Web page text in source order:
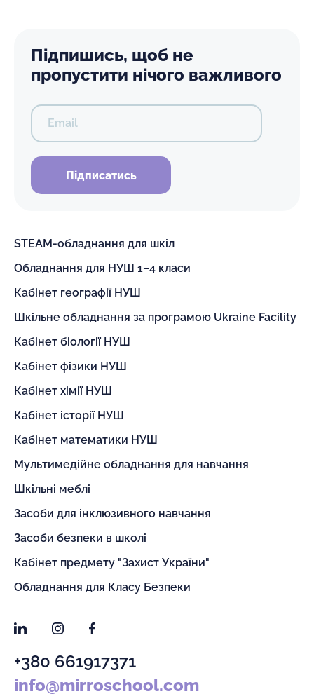
Підпишись, щоб не
пропустити нічого важливого
Email
Підписатись
STEAM-обладнання для шкіл
Обладнання для НУШ 1–4 класи
Кабінет географії НУШ
Шкільне обладнання за програмою Ukraine Facility
Кабінет біології НУШ
Кабінет фізики НУШ
Кабінет хімії НУШ
Кабінет історії НУШ
Кабінет математики НУШ
Мультимедійне обладнання для навчання
Шкільні меблі
Засоби для інклюзивного навчання
Засоби безпеки в школі
Кабінет предмету "Захист України"
Обладнання для Класу Безпеки
LinkedInInstagramFacebook
+380 661917371
info@mirroschool.com